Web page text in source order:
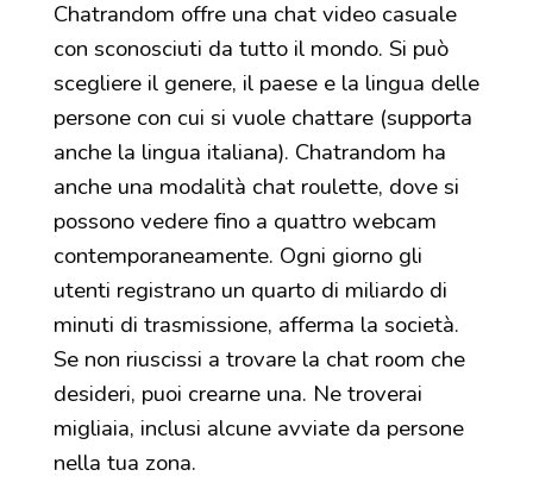
Chatrandom offre una chat video casuale
con sconosciuti da tutto il mondo. Si può
scegliere il genere, il paese e la lingua delle
persone con cui si vuole chattare (supporta
anche la lingua italiana). Chatrandom ha
anche una modalità chat roulette, dove si
possono vedere fino a quattro webcam
contemporaneamente. Ogni giorno gli
utenti registrano un quarto di miliardo di
minuti di trasmissione, afferma la società.
Se non riuscissi a trovare la chat room che
desideri, puoi crearne una. Ne troverai
migliaia, inclusi alcune avviate da persone
nella tua zona.